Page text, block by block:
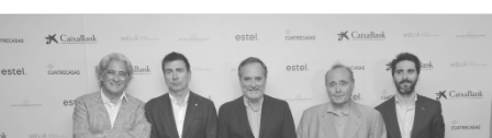
Schließen